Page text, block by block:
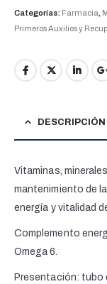
Categorías: Farmacia,
Primeros Auxilios y
DESCRIPCIÓN
Vitaminas,
mantenimiento de
energía y vitalidad
Complemento
Omega 6.
Presentación: tubo